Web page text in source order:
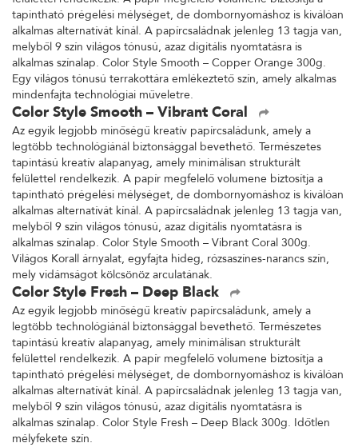
tapintható prégelési mélységet, de dombornyomáshoz is kiválóan
alkalmas alternatívát kínál. A papírcsaládnak jelenleg 13 tagja van,
melyből 9 szín világos tónusú, azaz digitális nyomtatásra is
alkalmas színalap. Color Style Smooth – Copper Orange 300g.
Egy világos tónusú terrakottára emlékeztető szín, amely alkalmas
mindenfajta technológiai műveletre.
Color Style Smooth – Vibrant Coral
Az egyik legjobb minőségű kreatív papírcsaládunk, amely a
legtöbb technológiánál biztonsággal bevethető. Természetes
tapintású kreatív alapanyag, amely minimálisan strukturált
felülettel rendelkezik. A papír megfelelő volumene biztosítja a
tapintható prégelési mélységet, de dombornyomáshoz is kiválóan
alkalmas alternatívát kínál. A papírcsaládnak jelenleg 13 tagja van,
melyből 9 szín világos tónusú, azaz digitális nyomtatásra is
alkalmas színalap. Color Style Smooth – Vibrant Coral 300g.
Világos Korall árnyalat, egyfajta hideg, rózsaszínes-narancs szín,
mely vidámságot kölcsönöz arculatának.
Color Style Fresh – Deep Black
Az egyik legjobb minőségű kreatív papírcsaládunk, amely a
legtöbb technológiánál biztonsággal bevethető. Természetes
tapintású kreatív alapanyag, amely minimálisan strukturált
felülettel rendelkezik. A papír megfelelő volumene biztosítja a
tapintható prégelési mélységet, de dombornyomáshoz is kiválóan
alkalmas alternatívát kínál. A papírcsaládnak jelenleg 13 tagja van,
melyből 9 szín világos tónusú, azaz digitális nyomtatásra is
alkalmas színalap. Color Style Fresh – Deep Black 300g. Időtlen
mélyfekete szín.